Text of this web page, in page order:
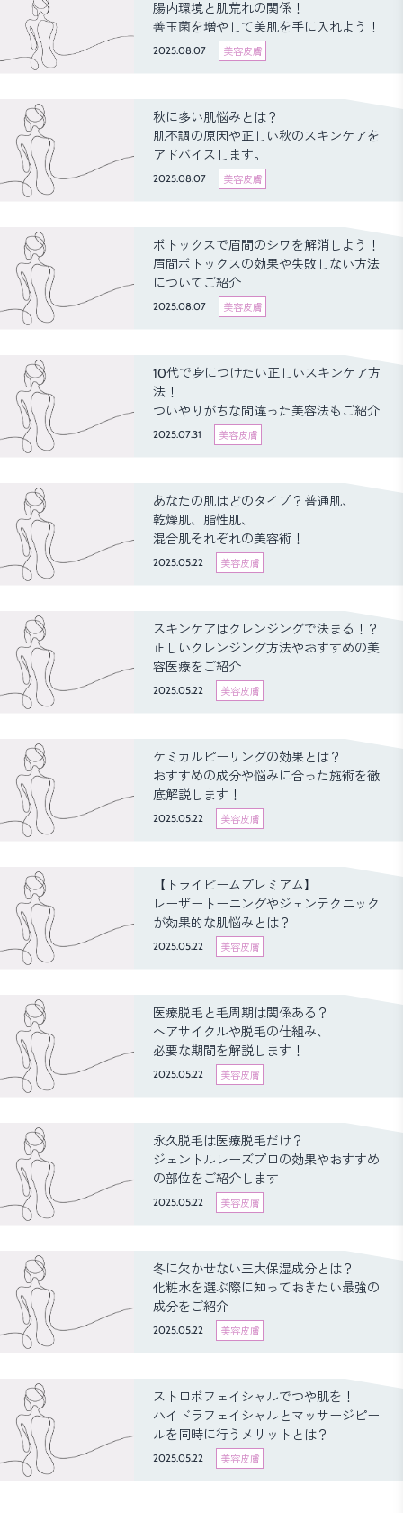
腸内環境と肌荒れの関係！
善玉菌を増やして美肌を手に入れよう！
2025.08.07 美容皮膚
秋に多い肌悩みとは？
肌不調の原因や正しい秋のスキンケアを
アドバイスします。
2025.08.07 美容皮膚
ボトックスで眉間のシワを解消しよう！
眉間ボトックスの効果や失敗しない方法
についてご紹介
2025.08.07 美容皮膚
10代で身につけたい正しいスキンケア方
法！
ついやりがちな間違った美容法もご紹介
2025.07.31 美容皮膚
あなたの肌はどのタイプ？普通肌、
乾燥肌、脂性肌、
混合肌それぞれの美容術！
2025.05.22 美容皮膚
スキンケアはクレンジングで決まる！？
正しいクレンジング方法やおすすめの美
容医療をご紹介
2025.05.22 美容皮膚
ケミカルピーリングの効果とは？
おすすめの成分や悩みに合った施術を徹
底解説します！
2025.05.22 美容皮膚
【トライビームプレミアム】
レーザートーニングやジェンテクニック
が効果的な肌悩みとは？
2025.05.22 美容皮膚
医療脱毛と毛周期は関係ある？
ヘアサイクルや脱毛の仕組み、
必要な期間を解説します！
2025.05.22 美容皮膚
永久脱毛は医療脱毛だけ？
ジェントルレーズプロの効果やおすすめ
の部位をご紹介します
2025.05.22 美容皮膚
冬に欠かせない三大保湿成分とは？
化粧水を選ぶ際に知っておきたい最強の
成分をご紹介
2025.05.22 美容皮膚
ストロボフェイシャルでつや肌を！
ハイドラフェイシャルとマッサージピー
ルを同時に行うメリットとは？
2025.05.22 美容皮膚